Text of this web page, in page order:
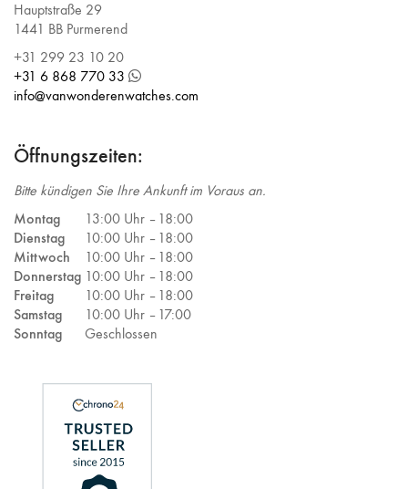
Hauptstraße 29
1441 BB Purmerend
+31 299 23 10 20
+31 6 868 770 33
info@vanwonderenwatches.com
Öffnungszeiten:
Bitte kündigen Sie Ihre Ankunft im Voraus an.
Montag
13:00 Uhr – 18:00
Dienstag
10:00 Uhr – 18:00
Mittwoch
10:00 Uhr – 18:00
Donnerstag 10:00 Uhr – 18:00
Freitag
10:00 Uhr – 18:00
Samstag
10:00 Uhr – 17:00
Sonntag
Geschlossen